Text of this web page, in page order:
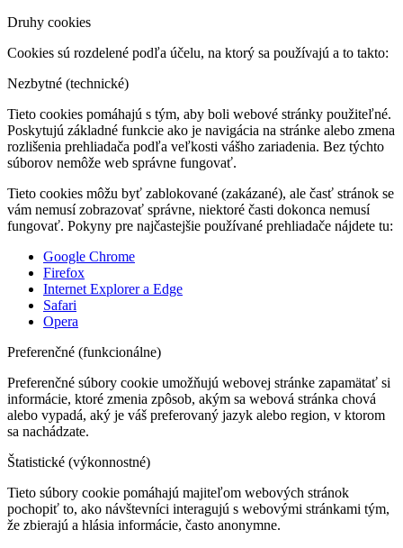
Druhy cookies
Cookies sú rozdelené podľa účelu, na ktorý sa používajú a to takto:
Nezbytné (technické)
Tieto cookies pomáhajú s tým, aby boli webové stránky použiteľné.
Poskytujú základné funkcie ako je navigácia na stránke alebo zmena
rozlišenia prehliadača podľa veľkosti vášho zariadenia. Bez týchto
súborov nemôže web správne fungovať.
Tieto cookies môžu byť zablokované (zakázané), ale časť stránok se
vám nemusí zobrazovať správne, niektoré časti dokonca nemusí
fungovať. Pokyny pre najčastejšie používané prehliadače nájdete tu:
Google Chrome
Firefox
Internet Explorer a Edge
Safari
Opera
Preferenčné (funkcionálne)
Preferenčné súbory cookie umožňujú webovej stránke zapamätať si
informácie, ktoré zmenia zpôsob, akým sa webová stránka chová
alebo vypadá, aký je váš preferovaný jazyk alebo region, v ktorom
sa nachádzate.
Štatistické (výkonnostné)
Tieto súbory cookie pomáhajú majiteľom webových stránok
pochopiť to, ako návštevníci interagujú s webovými stránkami tým,
že zbierajú a hlásia informácie, často anonymne.